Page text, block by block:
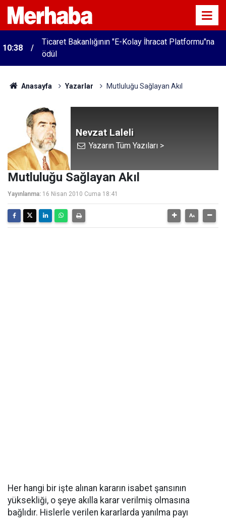
10:38
Ticaret Bakanlığının "E-Kolay İhracat Platformu"na
ödül
Anasayfa Yazarlar Mutluluğu Sağlayan Akıl
Nevzat Laleli
Yazarın Tüm Yazıları >
Mutluluğu Sağlayan Akıl
Yayınlanma: 16 Nisan 2010 Cuma 18:41
Her hangi bir işte alınan kararın isabet şansının
yüksekliği, o şeye akılla karar verilmiş olmasına
bağlıdır. Hislerle verilen kararlarda yanılma payı